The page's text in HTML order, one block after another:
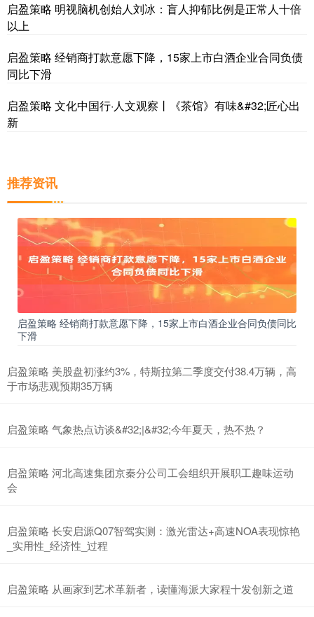
启盈策略 明视脑机创始人刘冰：盲人抑郁比例是正常人十倍
以上
启盈策略 经销商打款意愿下降，15家上市白酒企业合同负债
同比下滑
启盈策略 文化中国行·人文观察丨《茶馆》有味&#32;匠心出
新
推荐资讯
启盈策略 经销商打款意愿下降，15家上市白酒企业合同负债同比
下滑
启盈策略 美股盘初涨约3%，特斯拉第二季度交付38.4万辆，高
于市场悲观预期35万辆
启盈策略 气象热点访谈&#32;|&#32;今年夏天，热不热？
启盈策略 河北高速集团京秦分公司工会组织开展职工趣味运动
会
启盈策略 长安启源Q07智驾实测：激光雷达+高速NOA表现惊艳
_实用性_经济性_过程
启盈策略 从画家到艺术革新者，读懂海派大家程十发创新之道